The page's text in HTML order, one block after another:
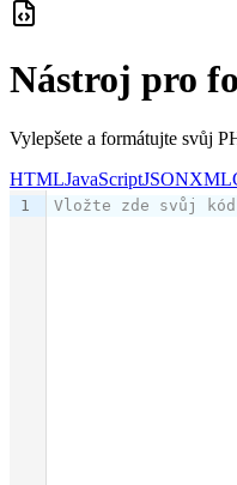
Hledat nástroje
Rychlé vyhledávání nástrojů
Nástroj pro
Vylepšete a formátujte svůj
HTMLJavaScriptJSONXML
1 Vložte zde svůj